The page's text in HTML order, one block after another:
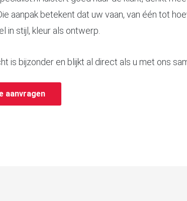
aanpak betekent dat uw vaan, van één tot
in stijl, kleur als ontwerp.
is bijzonder en blijkt al direct als u met ons
aanvragen